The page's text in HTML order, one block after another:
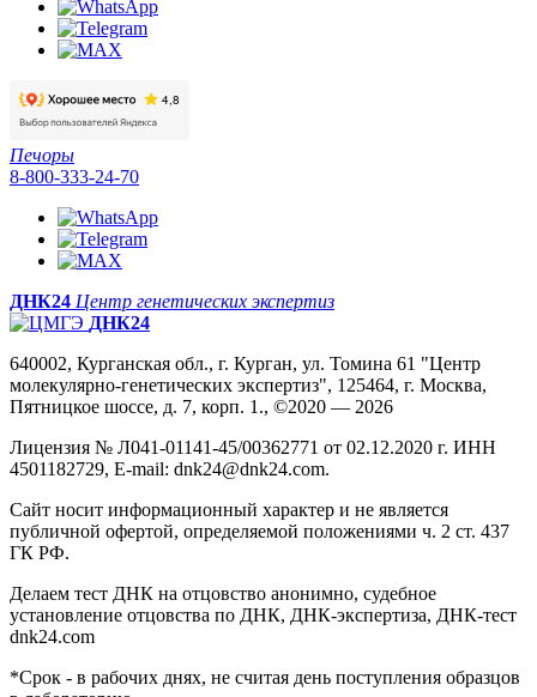
Печоры
8-800-333-24-70
ДНК24 Центр генетических экспертиз
ДНК24
640002, Курганская обл., г. Курган, ул. Томина 61 "Центр
молекулярно-генетических экспертиз", 125464, г. Москва,
Пятницкое шоссе, д. 7, корп. 1., ©2020 — 2026
Лицензия № Л041-01141-45/00362771 от 02.12.2020 г. ИНН
4501182729, E-mail: dnk24@dnk24.com.
Сайт носит информационный характер и не является
публичной офертой, определяемой положениями ч. 2 ст. 437
ГК РФ.
Делаем тест ДНК на отцовство анонимно, судебное
установление отцовства по ДНК, ДНК-экспертиза, ДНК-тест
dnk24.com
*Срок - в рабочих днях, не считая день поступления образцов